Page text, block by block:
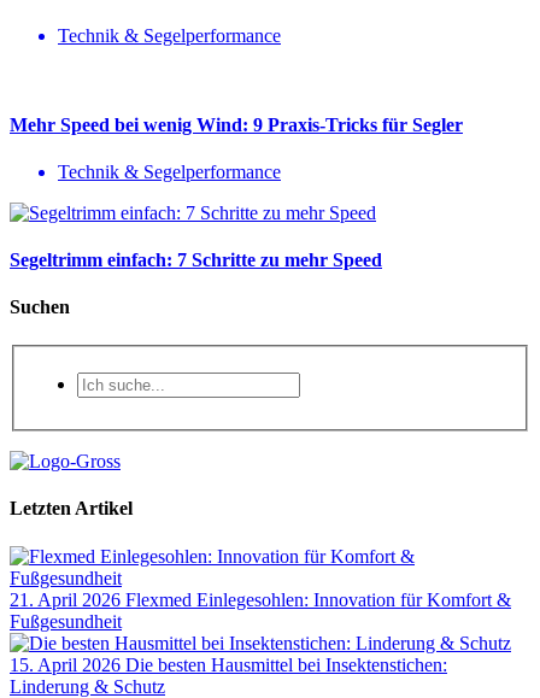
Technik & Segelperformance
Mehr Speed bei wenig Wind: 9 Praxis-Tricks für Segler
Technik & Segelperformance
Segeltrimm einfach: 7 Schritte zu mehr Speed
Suchen
Letzten Artikel
21. April 2026 Flexmed Einlegesohlen: Innovation für Komfort &
Fußgesundheit
15. April 2026 Die besten Hausmittel bei Insektenstichen:
Linderung & Schutz